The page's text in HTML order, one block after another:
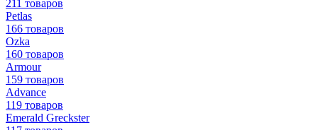
211 товаров
Petlas
166 товаров
Ozka
160 товаров
Armour
159 товаров
Advance
119 товаров
Emerald Greckster